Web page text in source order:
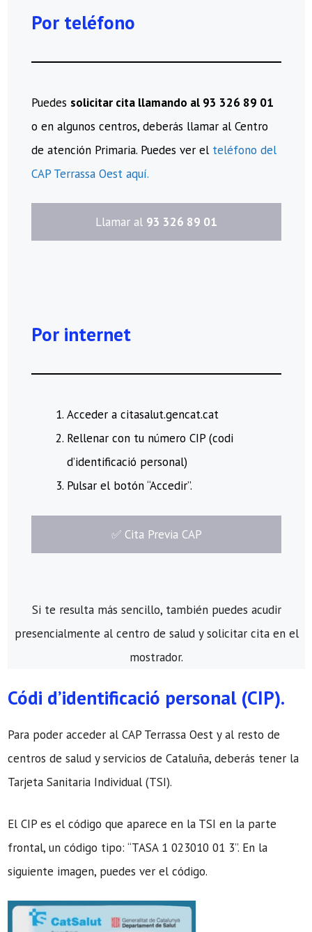
Por teléfono
Puedes solicitar cita llamando al 93 326 89 01
o en algunos centros, deberás llamar al Centro
de atención Primaria. Puedes ver el teléfono del
CAP Terrassa Oest aquí.
​Llamar al 93 326 89 01
Por internet
Acceder a citasalut.gencat.cat
Rellenar con tu número CIP (codi
d’identificació personal)
Pulsar el botón “Accedir”.
​✅​ Cita Previa CAP
Si te resulta más sencillo, también puedes acudir
presencialmente al centro de salud y solicitar cita en el
mostrador.
Códi d’identificació personal (CIP).
Para poder acceder al CAP Terrassa Oest y al resto de
centros de salud y servicios de Cataluña, deberás tener la
Tarjeta Sanitaria Individual (TSI).
El CIP es el código que aparece en la TSI en la parte
frontal, un código tipo: “TASA 1 023010 01 3”. En la
siguiente imagen, puedes ver el código.